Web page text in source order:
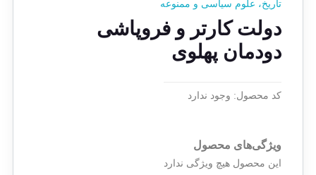
تاریخ، علوم سیاسی و ممنوعه
دولت کارتر و فروپاشی
دودمان پهلوی
کد محصول: وجود ندارد
ویژگی‌های محصول
این محصول هیچ ویژگی ندارد